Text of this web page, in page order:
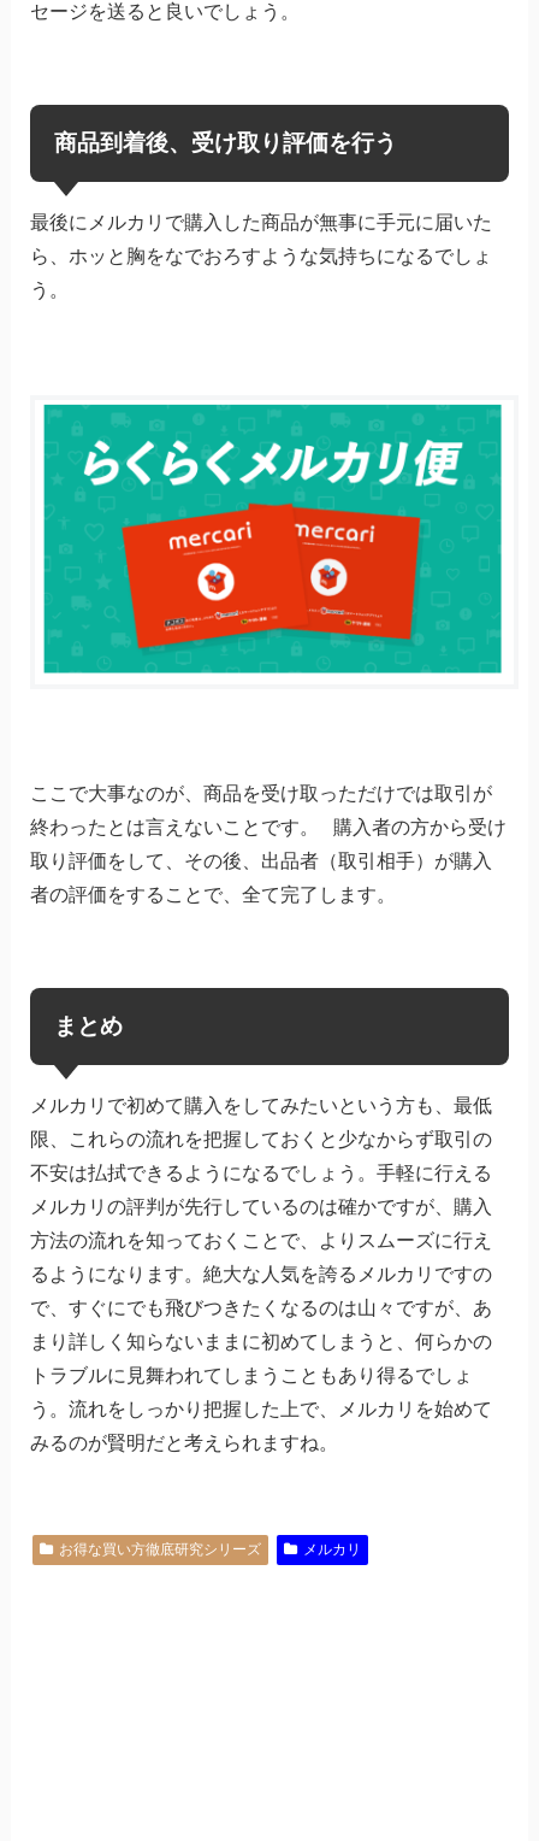
セージを送ると良いでしょう。
商品到着後、受け取り評価を行う
最後にメルカリで購入した商品が無事に手元に届いた
ら、ホッと胸をなでおろすような気持ちになるでしょ
う。
ここで大事なのが、商品を受け取っただけでは取引が
終わったとは言えないことです。 購入者の方から受け
取り評価をして、その後、出品者（取引相手）が購入
者の評価をすることで、全て完了します。
まとめ
メルカリで初めて購入をしてみたいという方も、最低
限、これらの流れを把握しておくと少なからず取引の
不安は払拭できるようになるでしょう。手軽に行える
メルカリの評判が先行しているのは確かですが、購入
方法の流れを知っておくことで、よりスムーズに行え
るようになります。絶大な人気を誇るメルカリですの
で、すぐにでも飛びつきたくなるのは山々ですが、あ
まり詳しく知らないままに初めてしまうと、何らかの
トラブルに見舞われてしまうこともあり得るでしょ
う。流れをしっかり把握した上で、メルカリを始めて
みるのが賢明だと考えられますね。
お得な買い方徹底研究シリーズ メルカリ